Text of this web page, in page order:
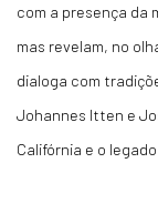
com a presença da
mas revelam, no
dialoga com
Johannes Itten e
Califórnia e o